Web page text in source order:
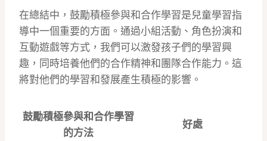
在總結中，鼓勵積極參與和合作學習是兒童學習指
導中一個重要的方面。通過小組活動、角色扮演和
互動遊戲等方式，我們可以激發孩子們的學習興
趣，同時培養他們的合作精神和團隊合作能力。這
將對他們的學習和發展產生積極的影響。
鼓勵積極參與和合作學習
的方法
好處